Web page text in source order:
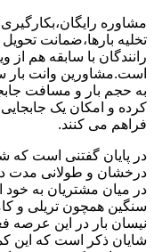
مشاوره
تخلیه بارها،ضمانت
رانندگان با سابقه هم
است.مشاورین وانت بار
به حجم بار و مسافت
کرده و امکان یک
فراهم می کنند.
در پایان گفتنی است که
درخشان و طولانی مدت
در میان مشتریان به
سنگین همچون تریلی و
نیسان بار در این عرصه
شایان ذکر است که این